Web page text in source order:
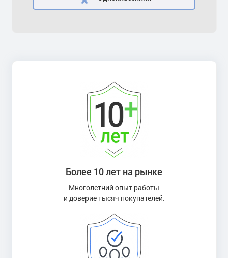
Более 10 лет на рынке
Многолетний опыт работы
и доверие тысяч покупателей.